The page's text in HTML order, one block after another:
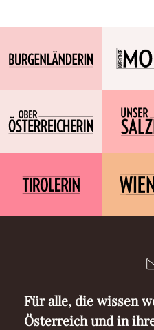
Für alle, die wissen
Österreich und in